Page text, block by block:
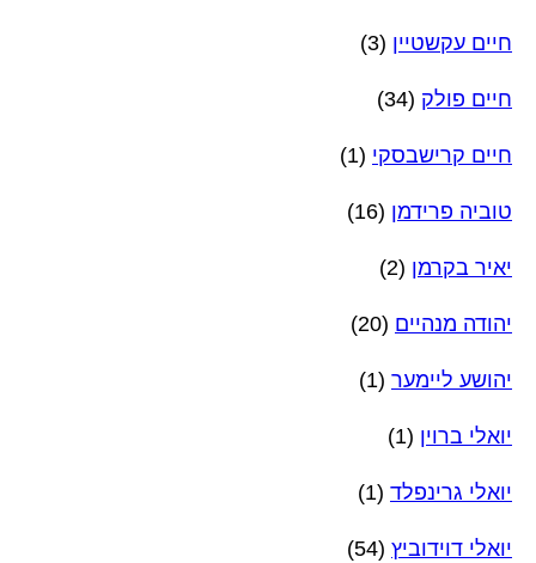
חיים עקשטיין (3)
חיים פולק (34)
חיים קרישבסקי (1)
טוביה פרידמן (16)
יאיר בקרמן (2)
יהודה מנהיים (20)
יהושע ליימער (1)
יואלי ברוין (1)
יואלי גרינפלד (1)
יואלי דוידוביץ (54)